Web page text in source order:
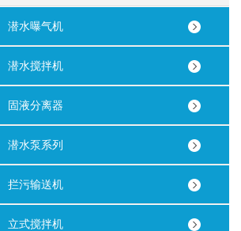
潜水曝气机
潜水搅拌机
固液分离器
潜水泵系列
拦污输送机
立式搅拌机